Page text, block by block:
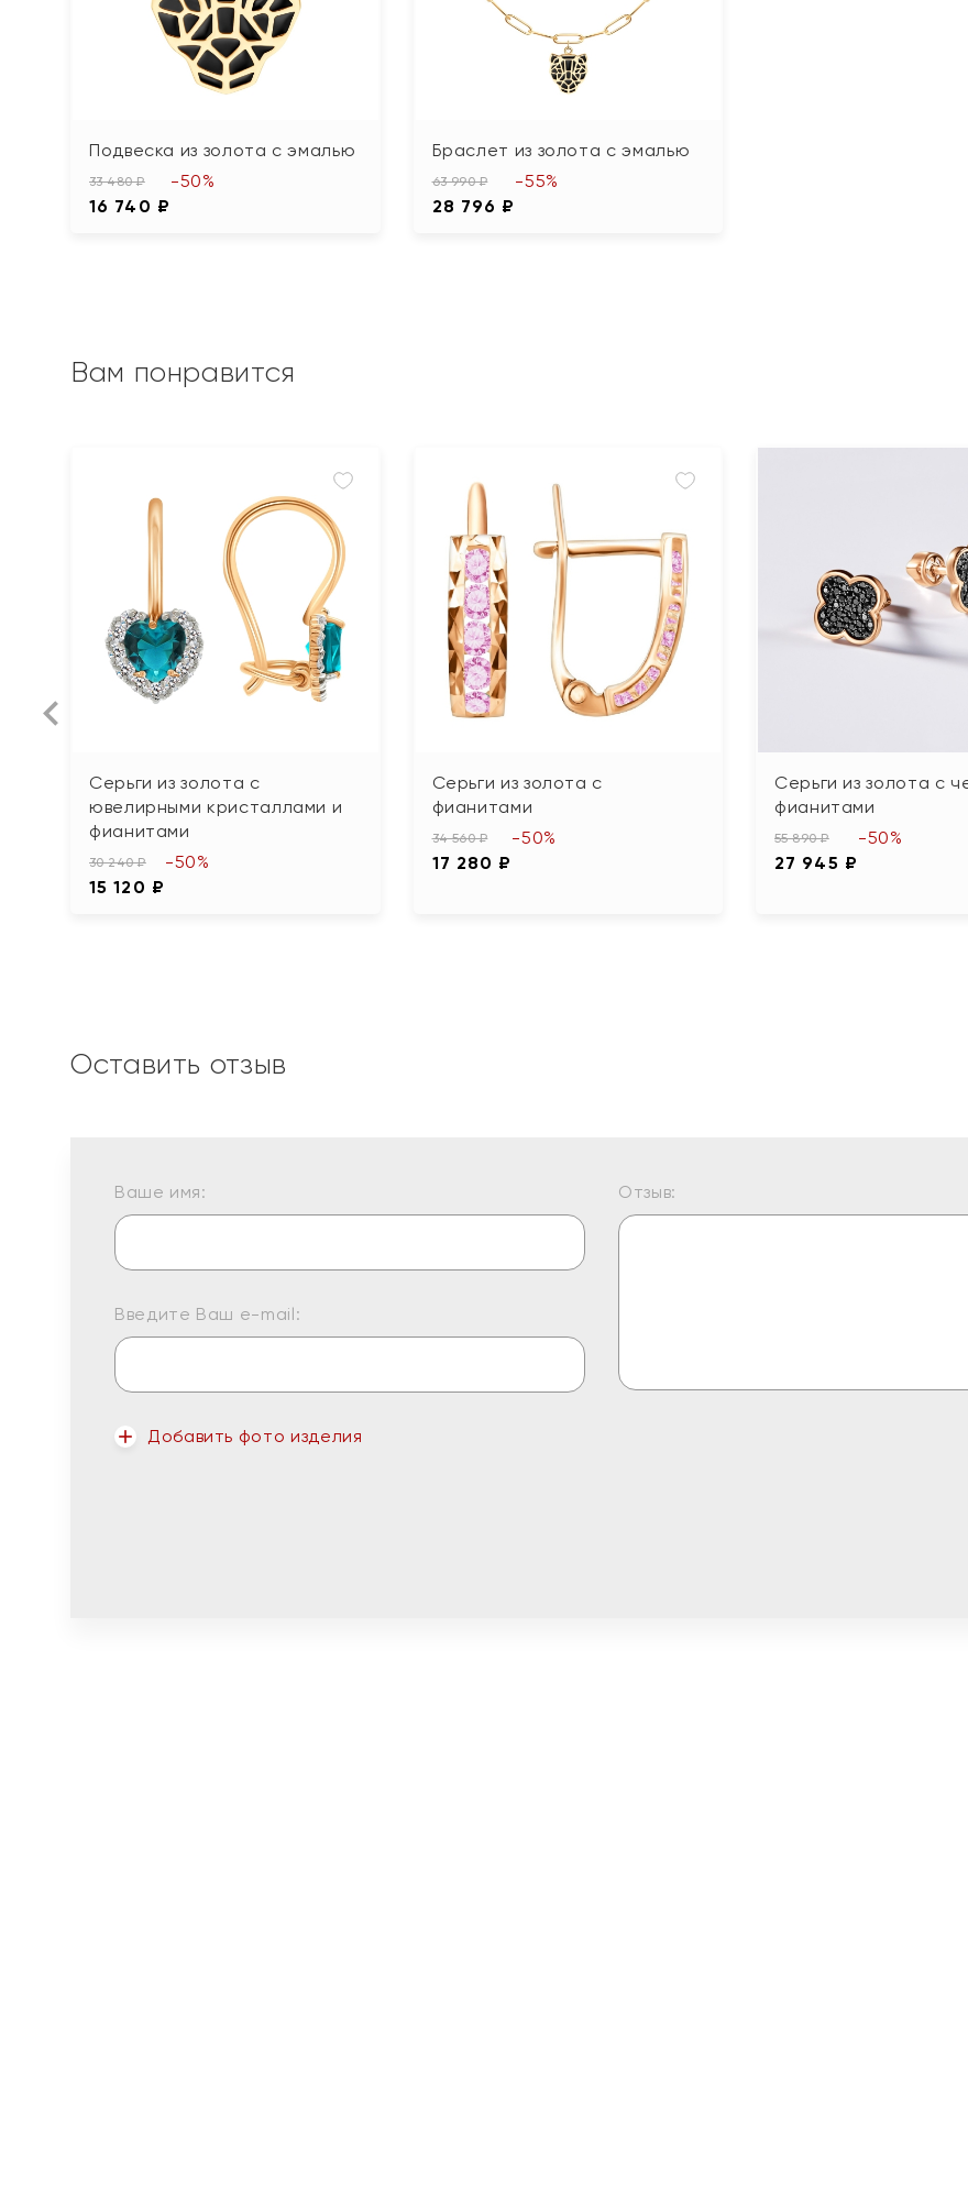
Подвеска из золота с эмалью
33 480 ₽
16 740 ₽
-50%
Браслет из золота с эмалью
63 990 ₽
28 796 ₽
-55%
Вам понравится
Серьги из золота с
ювелирными кристаллами и
фианитами
30 240 ₽
15 120 ₽
-50%
Серьги из золота с
фианитами
34 560 ₽
17 280 ₽
-50%
Серьги из золота с
фианитами
55 890 ₽
27 945 ₽
-50%
Оставить отзыв
Ваше имя:
Введите Ваш e-mail:
Добавить фото изделия
Отзыв: